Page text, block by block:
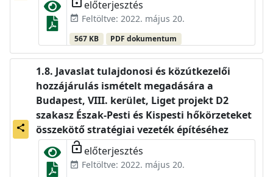
előterjesztés
event_available Feltöltve: 2022. május 20.
567 KB PDF dokumentum
share
Javaslat tulajdonosi és közútkezelői
hozzájárulás ismételt megadására a
Budapest, VIII. kerület, Liget projekt D2
szakasz Észak-Pesti és Kispesti hőkörzeteket
összekötő stratégiai vezeték építéséhez
lock_open előterjesztés
event_available Feltöltve: 2022. május 20.